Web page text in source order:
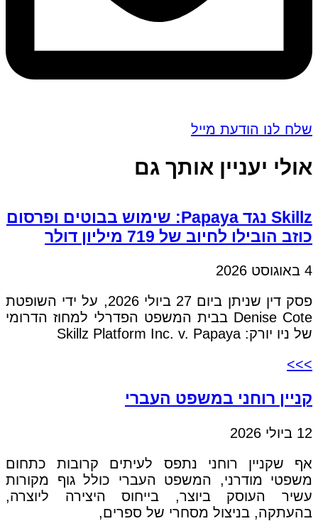
שלח לנו הודעת מייל
אולי יעניין אותך גם
Skillz נגד Papaya: שימוש בבוטים ופרסום
כוזב הובילו לחיוב של 719 מיליון דולר
4 באוגוסט 2026
פסק דין שניתן ביום 27 ביולי 2026, על ידי השופטת
Denise Cote בבית המשפט הפדרלי למחוז הדרומי
של ניו יורק: Skillz Platform Inc. v. Papaya
>>>
קניין רוחני במשפט העברי
12 ביולי 2026
אף שקניין רוחני נתפס לעיתים קרובות כתחום
משפטי מודרני, המשפט העברי כולל גוף מקורות
עשיר העוסק ביוצר, בייחוס היצירה ליוצרה,
בהעתקה, בניצול מסחרי של ספרים,